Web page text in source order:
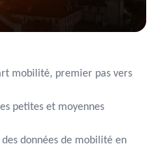
mobilité, premier pas vers
petites et moyennes
données de mobilité en